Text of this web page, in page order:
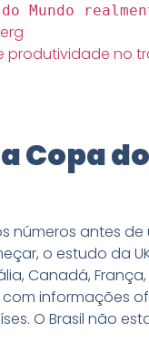
Mundo
produtividade no
Copa
números antes
o estudo da
Canadá,
informações
O Brasil não